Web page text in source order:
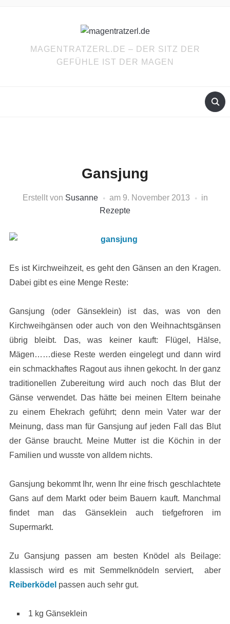
MAGENTRATZERL.DE – DER SITZ DER
GEFÜHLE IST DER MAGEN
Gansjung
Erstellt von Susanne am 9. November 2013
in
Rezepte
Es ist Kirchweihzeit, es geht den Gänsen an den Kragen.
Dabei gibt es eine Menge Reste:
Gansjung (oder Gänseklein) ist das, was von den
Kirchweihgänsen oder auch von den Weihnachtsgänsen
übrig bleibt. Das, was keiner kauft: Flügel, Hälse,
Mägen……diese Reste werden eingelegt und dann wird
ein schmackhaftes Ragout aus ihnen gekocht. In der ganz
traditionellen Zubereitung wird auch noch das Blut der
Gänse verwendet. Das hätte bei meinen Eltern beinahe
zu einem Ehekrach geführt; denn mein Vater war der
Meinung, dass man für Gansjung auf jeden Fall das Blut
der Gänse braucht. Meine Mutter ist die Köchin in der
Familien und wusste von alldem nichts.
Gansjung bekommt Ihr, wenn Ihr eine frisch geschlachtete
Gans auf dem Markt oder beim Bauern kauft. Manchmal
findet man das Gänseklein auch tiefgefroren im
Supermarkt.
Zu Gansjung passen am besten Knödel als Beilage:
klassisch wird es mit Semmelknödeln serviert, aber
Reiberködel passen auch sehr gut.
1 kg Gänseklein